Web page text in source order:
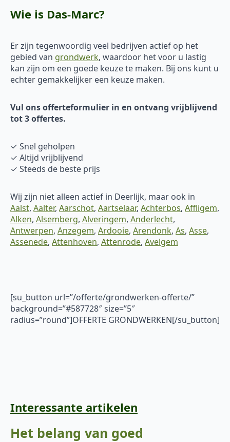
Wie is Das-Marc?
Er zijn tegenwoordig veel bedrijven actief op het
gebied van grondwerk, waardoor het voor u lastig
kan zijn om een goede keuze te maken. Bij ons kunt u
echter gemakkelijker een keuze maken.
Vul ons offerteformulier in en ontvang vrijblijvend
tot 3 offertes.
✓ Snel geholpen
✓ Altijd vrijblijvend
✓ Steeds de beste prijs
Wij zijn niet alleen actief in Deerlijk, maar ook in
Aalst, Aalter, Aarschot, Aartselaar, Achterbos, Affligem,
Alken, Alsemberg, Alveringem, Anderlecht,
Antwerpen, Anzegem, Ardooie, Arendonk, As, Asse,
Assenede, Attenhoven, Attenrode, Avelgem
[su_button url=”/offerte/grondwerken-offerte/”
background=”#587728″ size=”5″
radius=”round”]OFFERTE GRONDWERKEN[/su_button]
Interessante artikelen
Het belang van goed